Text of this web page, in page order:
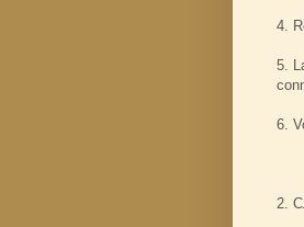
4.
5.
6.
2.